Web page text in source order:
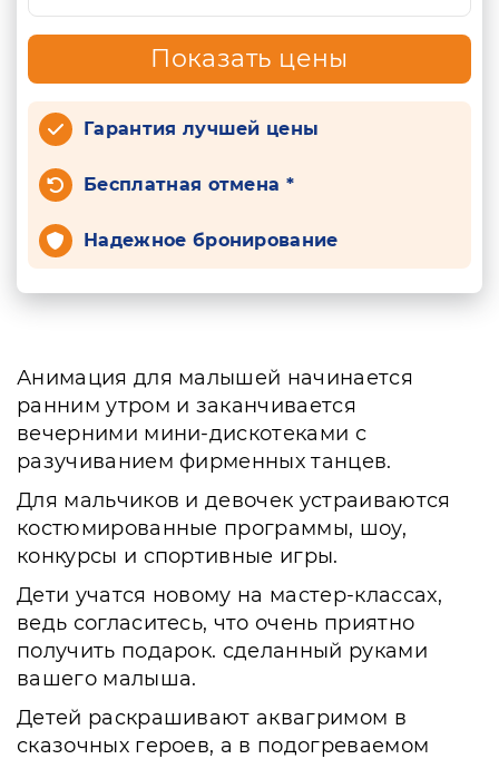
Показать цены
Гарантия лучшей цены
Бесплатная отмена *
Надежное бронирование
Анимация для малышей начинается
ранним утром и заканчивается
вечерними мини-дискотеками с
разучиванием фирменных танцев.
Для мальчиков и девочек устраиваются
костюмированные программы, шоу,
конкурсы и спортивные игры.
Дети учатся новому на мастер-классах,
ведь согласитесь, что очень приятно
получить подарок. сделанный руками
вашего малыша.
Детей раскрашивают аквагримом в
сказочных героев, а в подогреваемом